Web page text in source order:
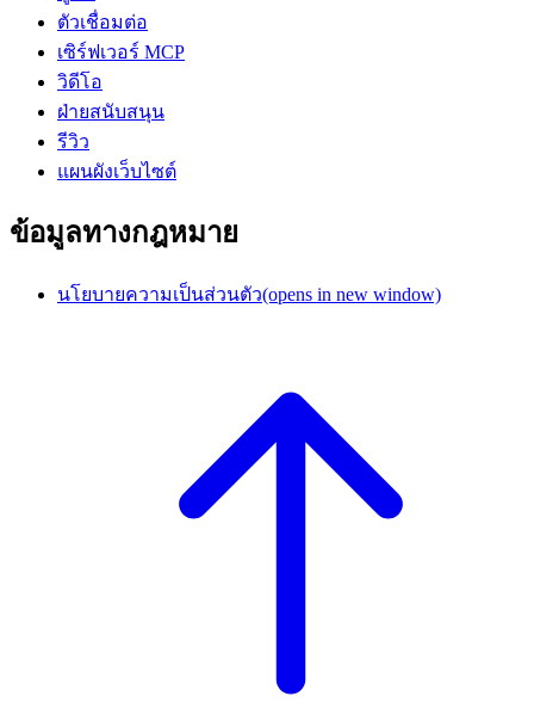
ตัวเชื่อมต่อ
เซิร์ฟเวอร์ MCP
วิดีโอ
ฝ่ายสนับสนุน
รีวิว
แผนผังเว็บไซต์
ข้อมูลทางกฎหมาย
นโยบายความเป็นส่วนตัว(opens in new window)